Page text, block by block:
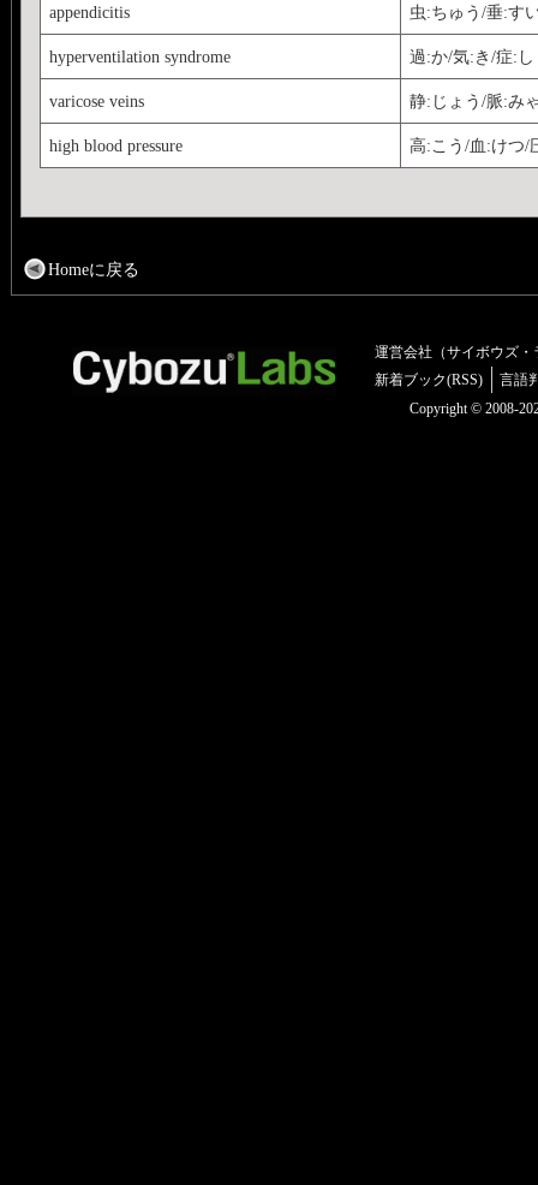
appendicitis 虫:ちゅう/垂:す
hyperventilation syndrome 過:か/気:き/症:
varicose veins 静:じょう/脈:み
high blood pressure 高:こう/血:けつ/
Homeに戻る
運営会社（サイボウズ・
新着ブック(RSS)
言語
Copyright © 2008-